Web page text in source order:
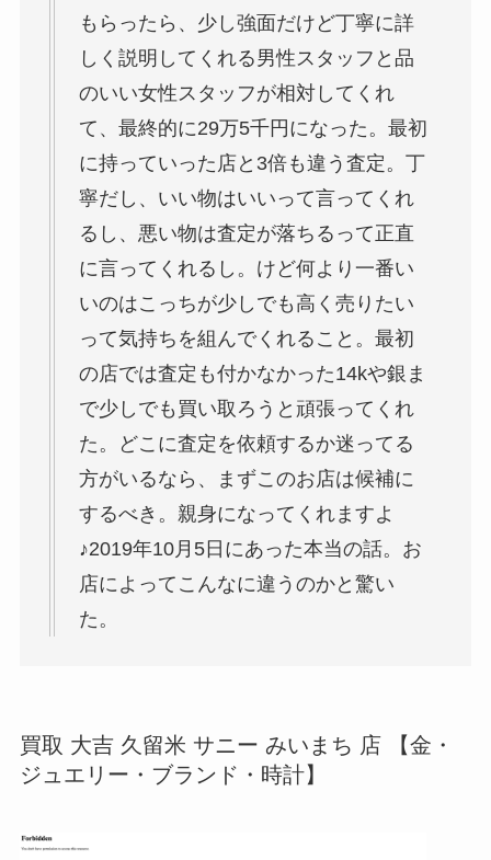
もらったら、少し強面だけど丁寧に詳
しく説明してくれる男性スタッフと品
のいい女性スタッフが相対してくれ
て、最終的に29万5千円になった。最初
に持っていった店と3倍も違う査定。丁
寧だし、いい物はいいって言ってくれ
るし、悪い物は査定が落ちるって正直
に言ってくれるし。けど何より一番い
いのはこっちが少しでも高く売りたい
って気持ちを組んでくれること。最初
の店では査定も付かなかった14kや銀ま
で少しでも買い取ろうと頑張ってくれ
た。どこに査定を依頼するか迷ってる
方がいるなら、まずこのお店は候補に
するべき。親身になってくれますよ
♪2019年10月5日にあった本当の話。お
店によってこんなに違うのかと驚い
た。
買取 大吉 久留米 サニー みいまち 店 【金・
ジュエリー・ブランド・時計】